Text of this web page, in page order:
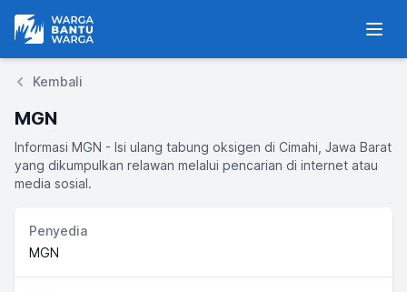
Warga Bantu Warga
Kembali
MGN
Informasi MGN - Isi ulang tabung oksigen di Cimahi, Jawa Barat
yang dikumpulkan relawan melalui pencarian di internet atau
media sosial.
Penyedia
MGN